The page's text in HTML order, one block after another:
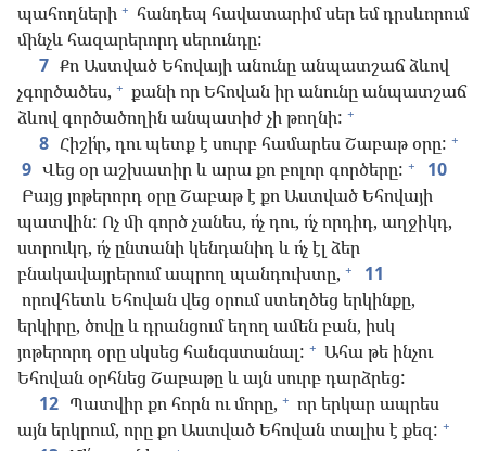
պահողների + հանդեպ հավատարիմ սեր եմ դրսևորում
մինչև հազարերորդ սերունդը:
7 Քո Աստված Եհովայի անունը անպատշաճ ձևով
չգործածես, + քանի որ Եհովան իր անունը անպատշաճ
ձևով գործածողին անպատիժ չի թողնի: +
8 Հիշի՛ր, դու պետք է սուրբ համարես Շաբաթ օրը: +
9 Վեց օր աշխատիր և արա քո բոլոր գործերը: +
10
Բայց յոթերորդ օրը Շաբաթ է քո Աստված Եհովայի
պատվին: Ոչ մի գործ չանես, ո՛չ դու, ո՛չ որդիդ, աղջիկդ,
ստրուկդ, ո՛չ ընտանի կենդանիդ և ո՛չ էլ ձեր
բնակավայրերում ապրող պանդուխտը, +
11
որովհետև Եհովան վեց օրում ստեղծեց երկինքը,
երկիրը, ծովը և դրանցում եղող ամեն բան, իսկ
յոթերորդ օրը սկսեց հանգստանալ: + Ահա թե ինչու
Եհովան օրհնեց Շաբաթը և այն սուրբ դարձրեց:
12 Պատվիր քո հորն ու մորը, + որ երկար ապրես
այն երկրում, որը քո Աստված Եհովան տալիս է քեզ: +